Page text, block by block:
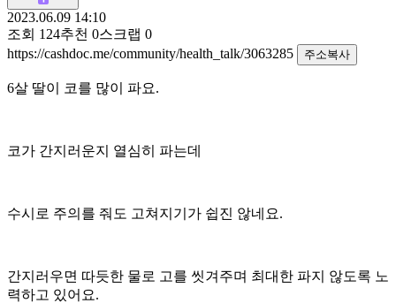
2023.06.09 14:10
조회 124추천 0스크랩 0
https://cashdoc.me/community/health_talk/3063285
주소복사
6살 딸이 코를 많이 파요.
코가 간지러운지 열심히 파는데
수시로 주의를 줘도 고쳐지기가 쉽진 않네요.
간지러우면 따듯한 물로 고를 씻겨주며 최대한 파지 않도록 노
력하고 있어요.